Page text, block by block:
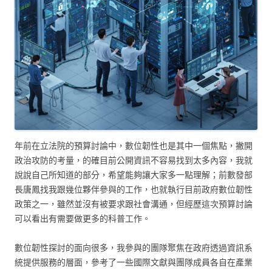
年前在立法院的預算討論中，數位韌性也是其中一個焦點，撇開
政治攻防的考量，的確目前公開資訊不容易找到太多內容，我就
說說自己所知道的部分，希望能夠讓大家多一點理解；前數發部
長唐鳳找我跟幾位夥伴參與的工作，也就執行目前政府數位韌性
政策之一，雖然並沒有被要求跟社會溝通，但經歷這次預算討論
可以看出有需要做更多的科普工作。
數位韌性探討的面向很多，我參與的團隊聚焦在政府透過資訊系
統提供服務的層面，參考了一些國際文獻與團隊成員各自在產業